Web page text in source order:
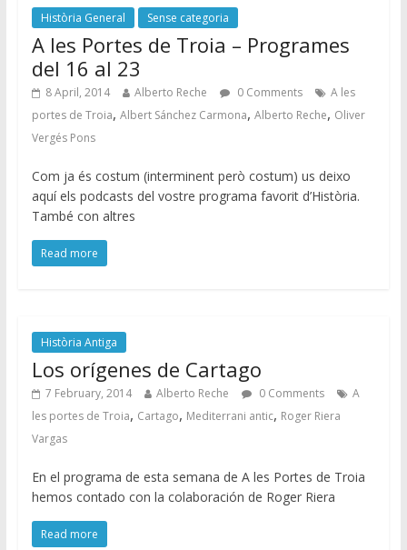
Història General Sense categoria
A les Portes de Troia – Programes
del 16 al 23
8 April, 2014 Alberto Reche 0 Comments
A les
portes de Troia, Albert Sánchez Carmona, Alberto Reche, Oliver
Vergés Pons
Com ja és costum (interminent però costum) us deixo
aquí els podcasts del vostre programa favorit d’Història.
També con altres
Read more
Història Antiga
Los orígenes de Cartago
7 February, 2014 Alberto Reche 0 Comments
A
les portes de Troia, Cartago, Mediterrani antic, Roger Riera
Vargas
En el programa de esta semana de A les Portes de Troia
hemos contado con la colaboración de Roger Riera
Read more